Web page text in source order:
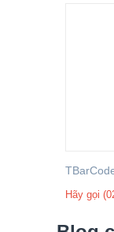
Hãy gọi